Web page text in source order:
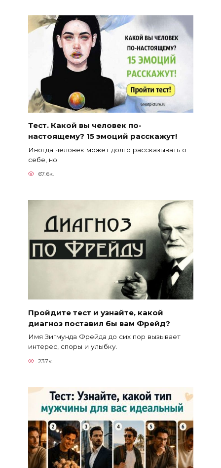
Тест. Какой вы человек по-
настоящему? 15 эмоций расскажут!
Иногда человек может долго рассказывать о
себе, но
67.6к.
Пройдите тест и узнайте, какой
диагноз поставил бы вам Фрейд?
Имя Зигмунда Фрейда до сих пор вызывает
интерес, споры и улыбку.
237к.